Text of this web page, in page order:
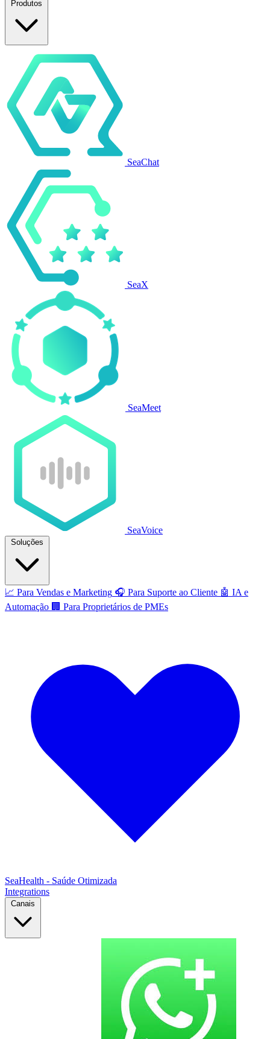
Produtos
SeaChat
SeaX
SeaMeet
SeaVoice
Soluções
📈 Para Vendas e Marketing 🎧 Para Suporte ao Cliente 🤖 IA e
Automação 🏢 Para Proprietários de PMEs
SeaHealth - Saúde Otimizada
Integrations
Canais